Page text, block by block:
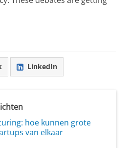
LinkedIn
hoe kunnen grote
van elkaar